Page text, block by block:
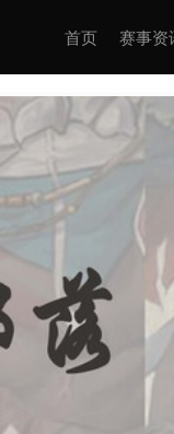
首页 赛事资